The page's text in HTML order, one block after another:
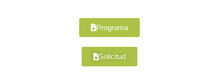
Programa
Solicitud